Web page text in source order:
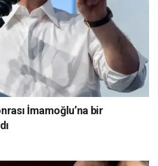
İmamoğlu’na bir